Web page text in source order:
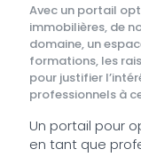
Avec un portail
immobilières, de
domaine, un
formations, les
pour justifier
professionnels à
Un portail pour
en tant que